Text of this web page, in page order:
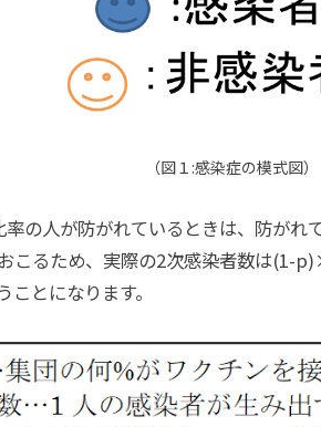
（図１:感染症の模式図）
率の人が防がれているときは、防が
こるため、実際の2次感染者数は(1-
とになります。